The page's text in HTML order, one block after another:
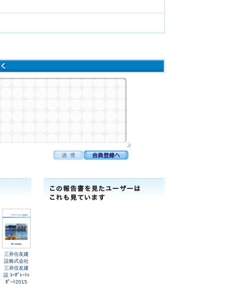
三井住友建
設株式会社
三井住友建
設 ｺｰﾎﾟﾚｰﾄﾚ
ﾎﾟｰﾄ2015